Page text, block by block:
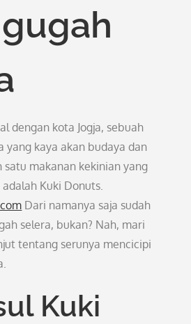
dengan kota Jogja, sebuah
yang kaya akan budaya dan
satu makanan kekinian yang
adalah Kuki Donuts.
Dari namanya saja sudah
selera, bukan? Nah, mari
tentang serunya mencicipi
Kuki